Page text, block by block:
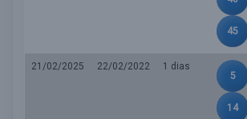
45
21/02/2025 22/02/2022
1 dias
5
14